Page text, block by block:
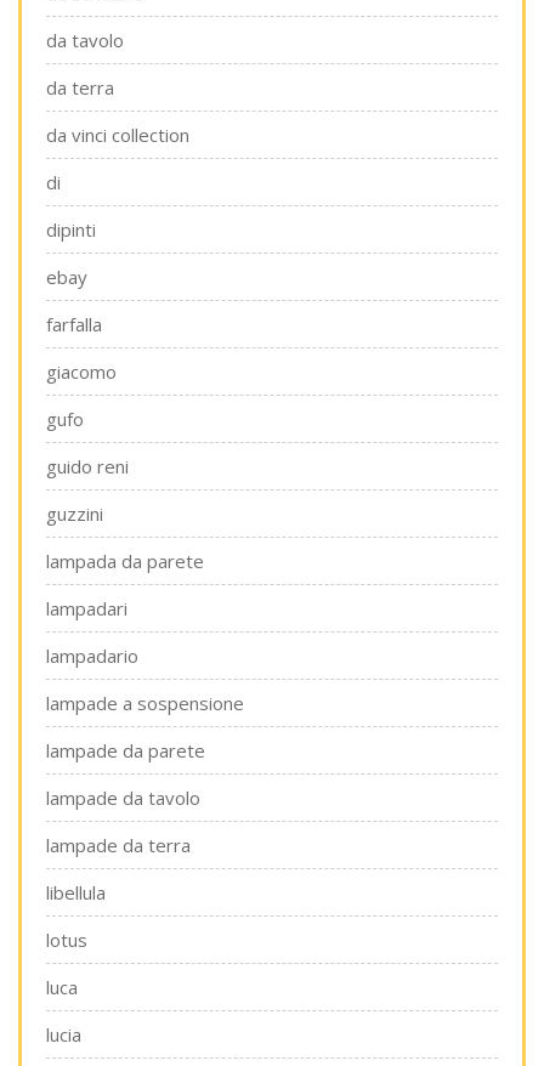
da tavolo
da terra
da vinci collection
di
dipinti
ebay
farfalla
giacomo
gufo
guido reni
guzzini
lampada da parete
lampadari
lampadario
lampade a sospensione
lampade da parete
lampade da tavolo
lampade da terra
libellula
lotus
luca
lucia